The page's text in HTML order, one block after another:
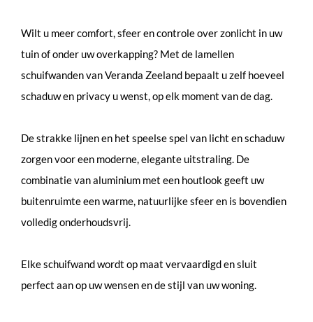
Wilt u meer comfort, sfeer en controle over zonlicht in uw
tuin of onder uw overkapping? Met de lamellen
schuifwanden van Veranda Zeeland bepaalt u zelf hoeveel
schaduw en privacy u wenst, op elk moment van de dag.
De strakke lijnen en het speelse spel van licht en schaduw
zorgen voor een moderne, elegante uitstraling. De
combinatie van aluminium met een houtlook geeft uw
buitenruimte een warme, natuurlijke sfeer en is bovendien
volledig onderhoudsvrij.
Elke schuifwand wordt op maat vervaardigd en sluit
perfect aan op uw wensen en de stijl van uw woning.